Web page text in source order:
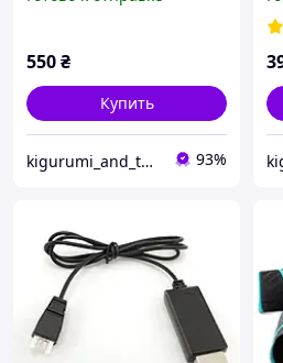
550₴
Купить
kigurumi_and_toys 93%